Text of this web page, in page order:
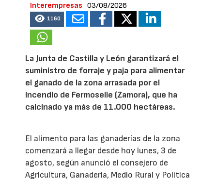
Interempresas
03/08/2026
1160
La Junta de Castilla y León garantizará el
suministro de forraje y paja para alimentar
el ganado de la zona arrasada por el
incendio de Fermoselle (Zamora), que ha
calcinado ya más de 11.000 hectáreas.
El alimento para las ganaderías de la zona
comenzará a llegar desde hoy lunes, 3 de
agosto, según anunció el consejero de
Agricultura, Ganadería, Medio Rural y Política